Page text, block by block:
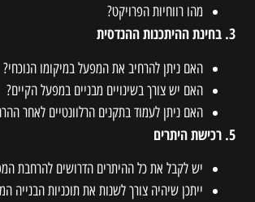
מהו רווחיות הפרויקט?
3. בחינת ההיתכנות ההנדסית
האם ניתן להרחיב את המפעל במיקומו הנוכחי?
האם יש צורך בשינויים מבניים במפעל הקיים?
האם ניתן לעמוד בתקנים הרלוונטיים לאחר
5. רכישת היתרים
יש לקבל את כל ההיתרים הדרושים להרחבת
ייתכן שיהיה צורך לשנות את תוכניות הבנייה